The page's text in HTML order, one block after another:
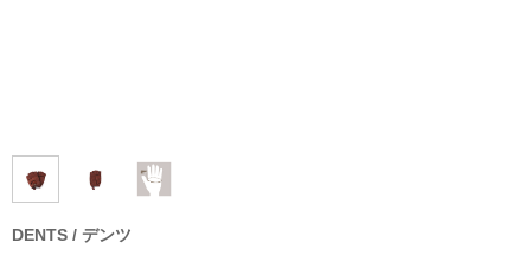
DENTS / デンツ